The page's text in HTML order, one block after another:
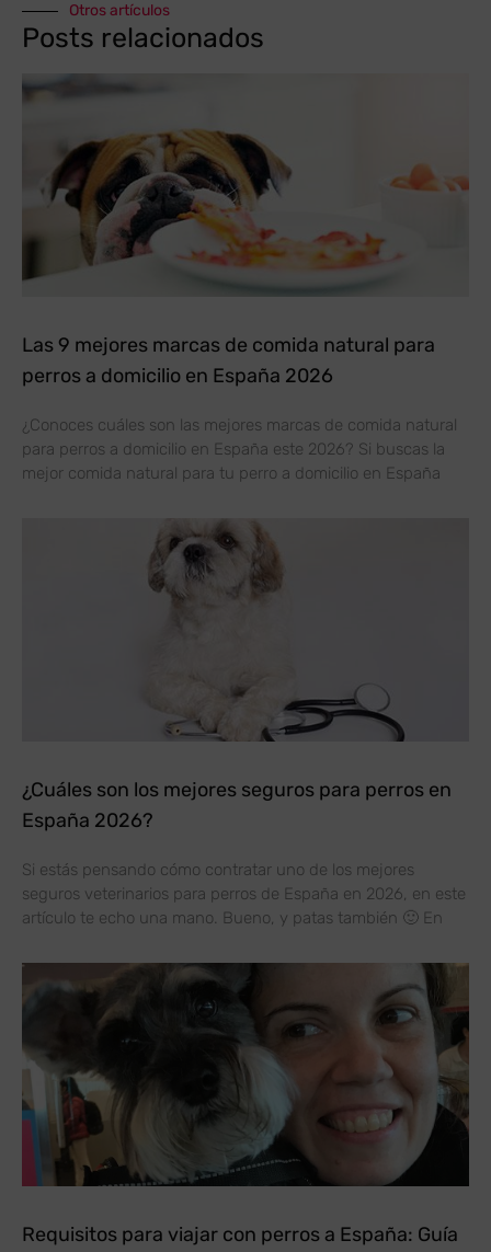
Otros artículos
Posts relacionados
Las 9 mejores marcas de comida natural para
perros a domicilio en España 2026
¿Conoces cuáles son las mejores marcas de comida natural
para perros a domicilio en España este 2026? Si buscas la
mejor comida natural para tu perro a domicilio en España
¿Cuáles son los mejores seguros para perros en
España 2026?
Si estás pensando cómo contratar uno de los mejores
seguros veterinarios para perros de España en 2026, en este
artículo te echo una mano. Bueno, y patas también 🙂 En
Requisitos para viajar con perros a España: Guía